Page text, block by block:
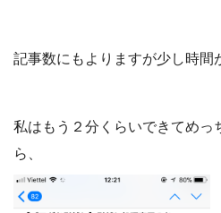
記事数にもよりますが少し時間
私はもう２分くらいできてめっ
ら、